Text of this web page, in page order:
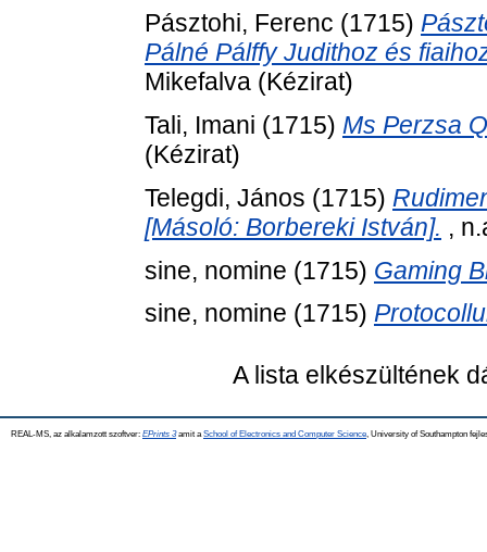
Pásztohi, Ferenc (1715)
Pálné Pálffy Judithoz és
Mikefalva (Kézirat)
Tali, Imani (1715) Ms Perzsa
(Kézirat)
Telegdi, János (1715)
[Másoló: Borbereki István]. ,
sine, nomine (1715) Gaming
sine, nomine (1715)
A lista elkészültének
REAL-MS, az alkalamzott szoftver: EPrints 3amit a School of Electronics and Computer Science , University of Southampton